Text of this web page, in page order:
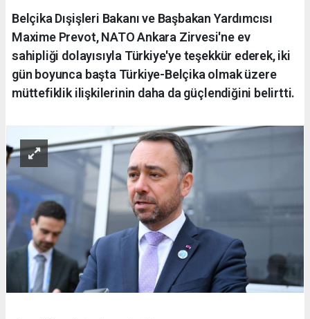
Belçika Dışişleri Bakanı ve Başbakan Yardımcısı
Maxime Prevot, NATO Ankara Zirvesi'ne ev
sahipliği dolayısıyla Türkiye'ye teşekkür ederek, iki
gün boyunca başta Türkiye-Belçika olmak üzere
müttefiklik ilişkilerinin daha da güçlendiğini belirtti.